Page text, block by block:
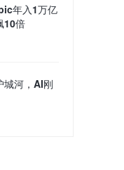
年入1万亿
10倍
城河，AI刚